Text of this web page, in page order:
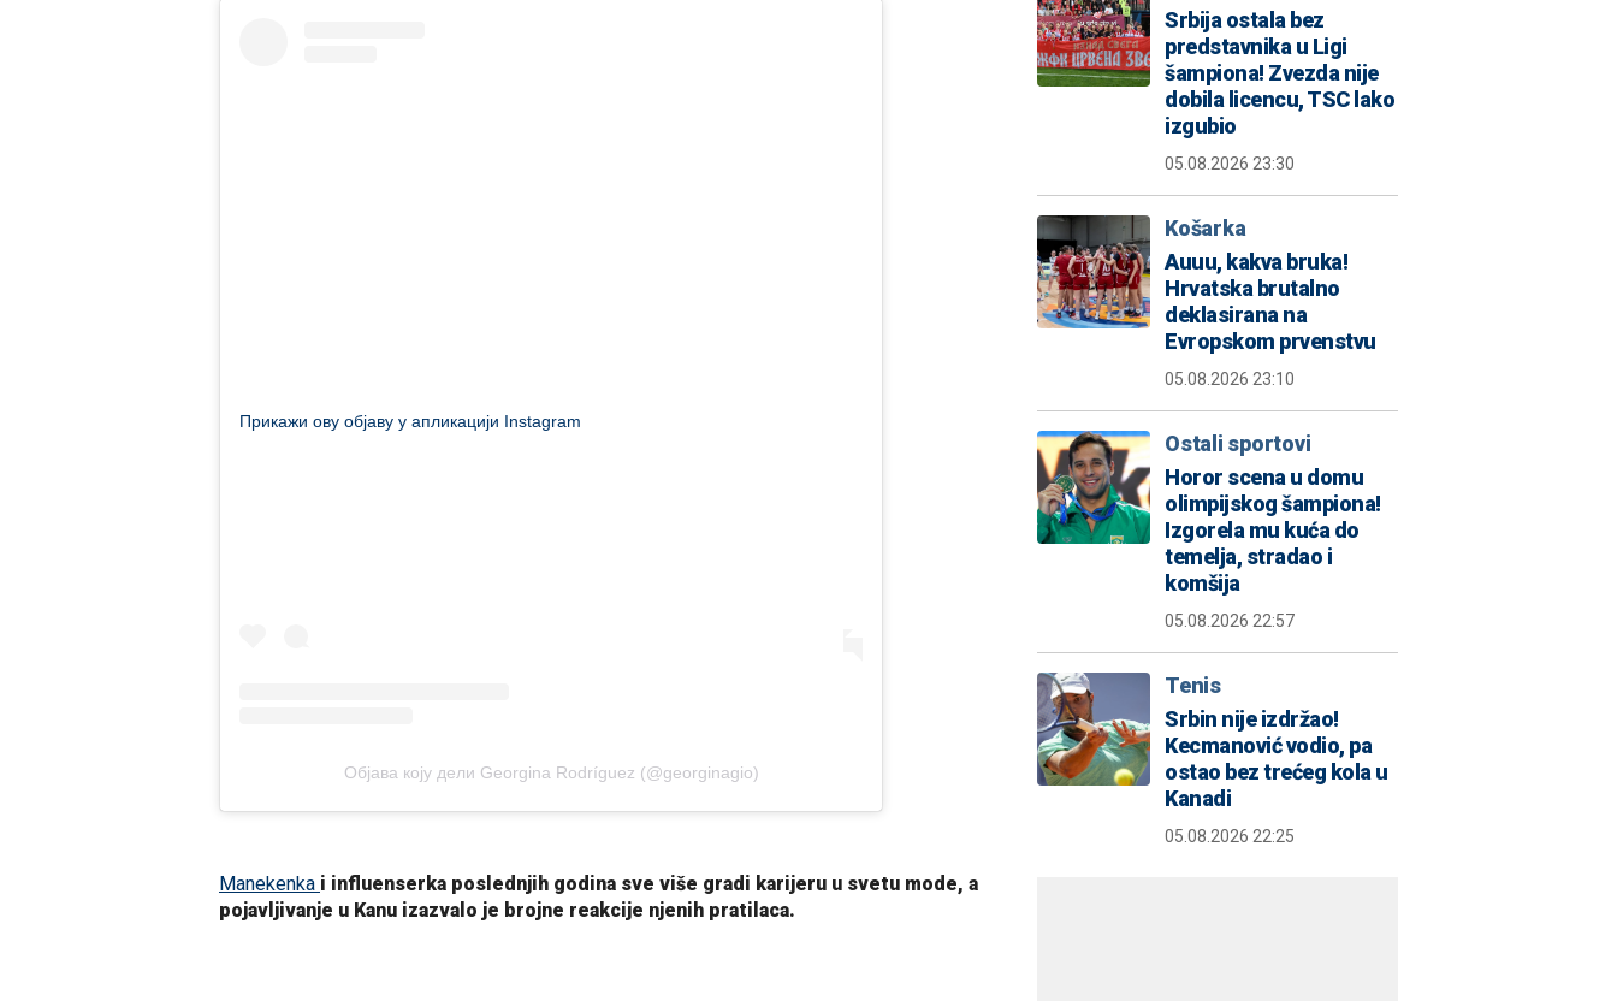
Прикажи ову објаву у апликацији Instagram
Објава коју дели Georgina Rodríguez (@georginagio)
Manekenka i influenserka poslednjih godina sve više gradi karijeru u svetu mode, a
pojavljivanje u Kanu izazvalo je brojne reakcije njenih pratilaca.
Srbija ostala bez
predstavnika u Ligi
šampiona! Zvezda nije
dobila licencu, TSC lako
izgubio
05.08.2026 23:30
Košarka
Auuu, kakva bruka!
Hrvatska brutalno
deklasirana na
Evropskom prvenstvu
05.08.2026 23:10
Ostali sportovi
Horor scena u domu
olimpijskog šampiona!
Izgorela mu kuća do
temelja, stradao i
komšija
05.08.2026 22:57
Tenis
Srbin nije izdržao!
Kecmanović vodio, pa
ostao bez trećeg kola u
Kanadi
05.08.2026 22:25